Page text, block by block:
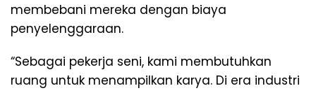
membebani mereka dengan biaya
penyelenggaraan.
“Sebagai pekerja seni, kami membutuhkan
ruang untuk menampilkan karya. Di era industri